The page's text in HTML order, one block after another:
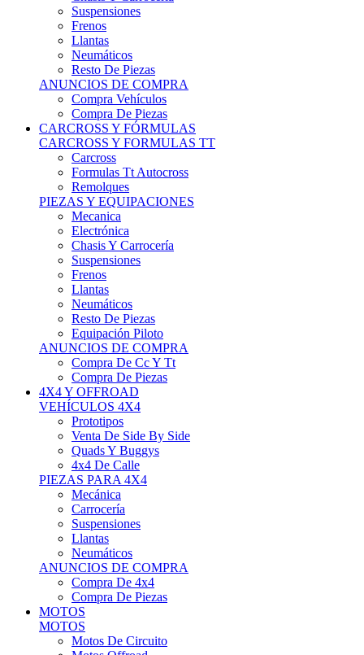
Suspensiones
Frenos
Llantas
Neumáticos
Resto De Piezas
ANUNCIOS DE COMPRA
Compra Vehículos
Compra De Piezas
CARCROSS Y FÓRMULAS
CARCROSS Y FORMULAS TT
Carcross
Formulas Tt Autocross
Remolques
PIEZAS Y EQUIPACIONES
Mecanica
Electrónica
Chasis Y Carrocería
Suspensiones
Frenos
Llantas
Neumáticos
Resto De Piezas
Equipación Piloto
ANUNCIOS DE COMPRA
Compra De Cc Y Tt
Compra De Piezas
4X4 Y OFFROAD
VEHÍCULOS 4X4
Prototipos
Venta De Side By Side
Quads Y Buggys
4x4 De Calle
PIEZAS PARA 4X4
Mecánica
Carrocería
Suspensiones
Llantas
Neumáticos
ANUNCIOS DE COMPRA
Compra De 4x4
Compra De Piezas
MOTOS
MOTOS
Motos De Circuito